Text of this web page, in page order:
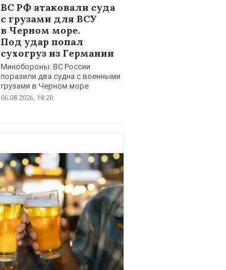
ВС РФ атаковали суда
с грузами для ВСУ
в Черном море.
Под удар попал
сухогруз из Германии
Минобороны: ВС России
поразили два судна с военными
грузами в Черном море
06.08.2026, 18:20